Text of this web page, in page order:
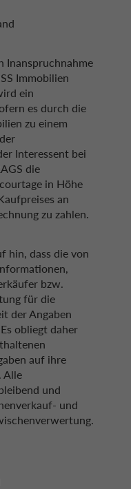
Inanspruchnahme
Immobilien
ein
es durch die
zu einem
Interessent bei
die
in Höhe
an
zu zahlen.
hin, dass die von
bzw.
für die
der Angaben
obliegt daher
auf ihre
Alle
und
und